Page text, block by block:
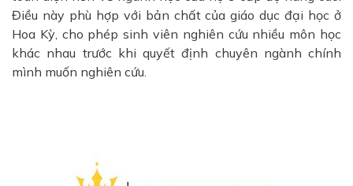
Điều này phù hợp với bản chất của giáo dục đại học ở
Hoa Kỳ, cho phép sinh viên nghiên cứu nhiều môn học
khác nhau trước khi quyết định chuyên ngành chính
mình muốn nghiên cứu.